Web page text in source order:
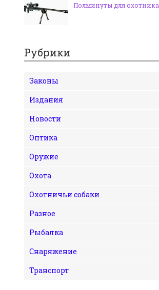
Полминуты для охотника
Рубрики
Законы
Издания
Новости
Оптика
Оружие
Охота
Охотничьи собаки
Разное
Рыбалка
Снаряжение
Транспорт